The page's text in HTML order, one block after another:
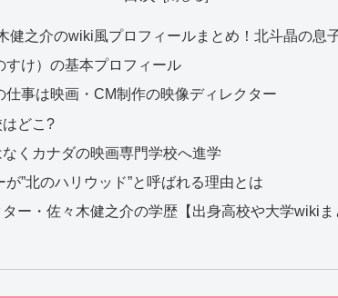
健之介のwiki風プロフィールまとめ！北斗晶の息
すけ）の基本プロフィール
仕事は映画・CM制作の映像ディレクター
どこ?
くカナダの映画専門学校へ進学
”北のハリウッド”と呼ばれる理由とは
ター・佐々木健之介の学歴【出身高校や大学wiki